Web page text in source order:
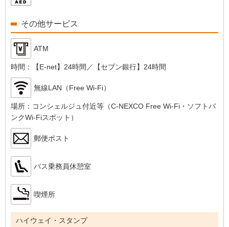
その他サービス
ATM
時間： 【E-net】24時間／【セブン銀行】24時間
無線LAN（Free Wi-Fi）
場所： コンシェルジュ付近等（C-NEXCO Free Wi-Fi・ソフトバ
ンクWi-Fiスポット）
郵便ポスト
バス乗務員休憩室
喫煙所
ハイウェイ・スタンプ